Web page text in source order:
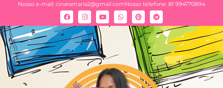
Nosso e-mail: cinaramaria2@gmail.comNosso telefone: 81 994770894